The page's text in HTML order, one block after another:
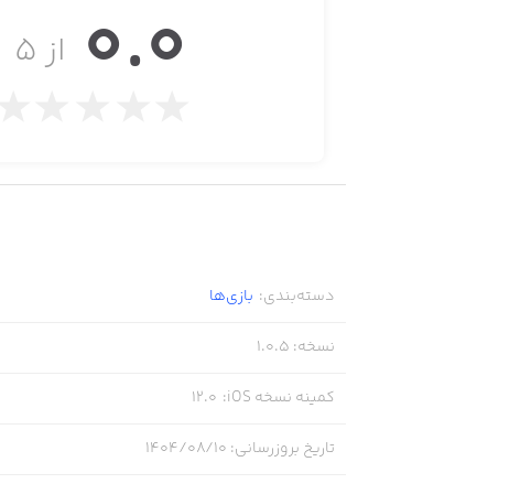
and equip them onto the comical ducks.
companions will go into combat with you.
of the goose from "Goose Goose Duck"
is very easy. You just have to do 3 things.
Enhance missiles!
از ۵ 0.0
دسته‌بندی: بازی‌ها
نسخه:
1.0.5
کمینه نسخه iOS :
12.0
تاریخ بروزرسانی: ۱۴۰۴/۰۸/۱۰